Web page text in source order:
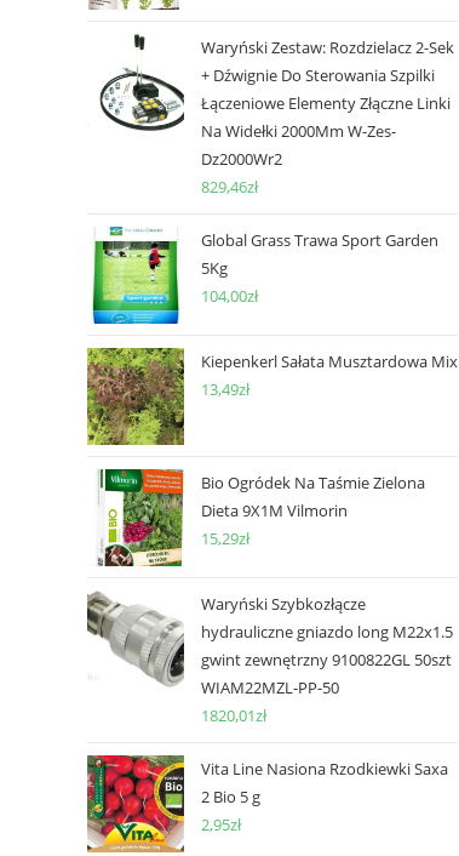
Waryński Zestaw: Rozdzielacz 2-Sek
+ Dźwignie Do Sterowania Szpilki
Łączeniowe Elementy Złączne Linki
Na Widełki 2000Mm W-Zes-
Dz2000Wr2
829,46zł
Global Grass Trawa Sport Garden
5Kg
104,00zł
Kiepenkerl Sałata Musztardowa Mix
13,49zł
Bio Ogródek Na Taśmie Zielona
Dieta 9X1M Vilmorin
15,29zł
Waryński Szybkozłącze
hydrauliczne gniazdo long M22x1.5
gwint zewnętrzny 9100822GL 50szt
WIAM22MZL-PP-50
1820,01zł
Vita Line Nasiona Rzodkiewki Saxa
2 Bio 5 g
2,95zł